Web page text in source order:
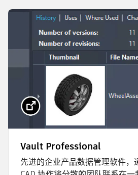
Vault Professional
先进的企业产品数据管理软件，